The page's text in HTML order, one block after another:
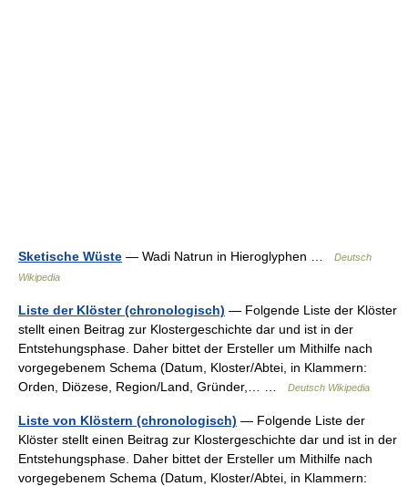
Sketische Wüste — Wadi Natrun in Hieroglyphen …
Deutsch
Wikipedia
Liste der Klöster (chronologisch) — Folgende Liste der Klöster
stellt einen Beitrag zur Klostergeschichte dar und ist in der
Entstehungsphase. Daher bittet der Ersteller um Mithilfe nach
vorgegebenem Schema (Datum, Kloster/Abtei, in Klammern:
Orden, Diözese, Region/Land, Gründer,… …
Deutsch Wikipedia
Liste von Klöstern (chronologisch) — Folgende Liste der
Klöster stellt einen Beitrag zur Klostergeschichte dar und ist in der
Entstehungsphase. Daher bittet der Ersteller um Mithilfe nach
vorgegebenem Schema (Datum, Kloster/Abtei, in Klammern: